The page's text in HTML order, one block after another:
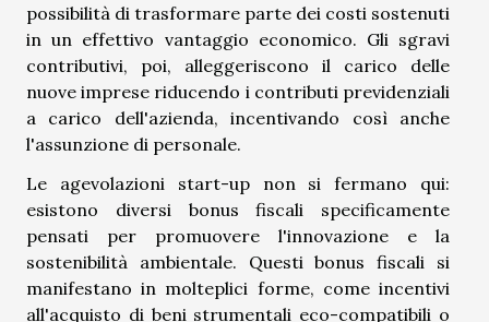
possibilità di trasformare parte dei costi sostenuti
in un effettivo vantaggio economico. Gli sgravi
contributivi, poi, alleggeriscono il carico delle
nuove imprese riducendo i contributi previdenziali
a carico dell'azienda, incentivando così anche
l'assunzione di personale.
Le agevolazioni start-up non si fermano qui:
esistono diversi bonus fiscali specificamente
pensati per promuovere l'innovazione e la
sostenibilità ambientale. Questi bonus fiscali si
manifestano in molteplici forme, come incentivi
all'acquisto di beni strumentali eco-compatibili o